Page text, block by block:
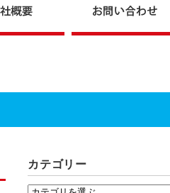
カテゴリー